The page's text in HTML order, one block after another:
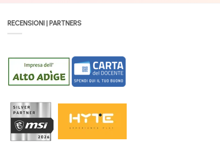
RECENSIONI | PARTNERS